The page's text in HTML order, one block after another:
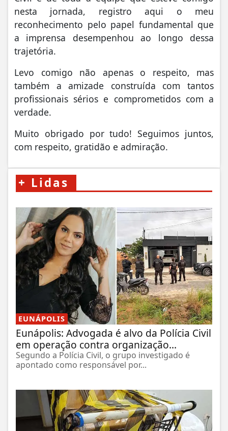
nesta jornada, registro aqui o meu
reconhecimento pelo papel fundamental que
a imprensa desempenhou ao longo dessa
trajetória.
Levo comigo não apenas o respeito, mas
também a amizade construída com tantos
profissionais sérios e comprometidos com a
verdade.
Muito obrigado por tudo! Seguimos juntos,
com respeito, gratidão e admiração.
+ Lidas
EUNÁPOLIS
Eunápolis: Advogada é alvo da Polícia Civil
em operação contra organização...
Segundo a Polícia Civil, o grupo investigado é
apontado como responsável por...